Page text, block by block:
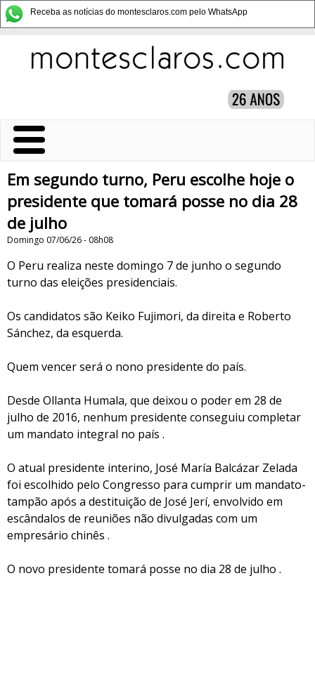
Receba as notícias do montesclaros.com pelo WhatsApp
Em segundo turno, Peru escolhe hoje o
presidente que tomará posse no dia 28
de julho
Domingo 07/06/26 - 08h08
O Peru realiza neste domingo 7 de junho o segundo
turno das eleições presidenciais.
Os candidatos são Keiko Fujimori, da direita e Roberto
Sánchez, da esquerda.
Quem vencer será o nono presidente do país.
Desde Ollanta Humala, que deixou o poder em 28 de
julho de 2016, nenhum presidente conseguiu completar
um mandato integral no país .
O atual presidente interino, José María Balcázar Zelada
foi escolhido pelo Congresso para cumprir um mandato-
tampão após a destituição de José Jerí, envolvido em
escândalos de reuniões não divulgadas com um
empresário chinês .
O novo presidente tomará posse no dia 28 de julho .